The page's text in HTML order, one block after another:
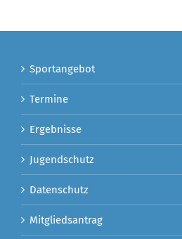
Sportangebot
Termine
Ergebnisse
Jugendschutz
Datenschutz
Mitgliedsantrag